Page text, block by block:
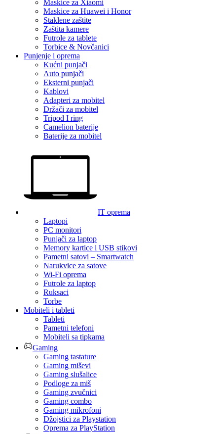
Maskice za Xiaomi
Maskice za Huawei i Honor
Staklene zaštite
Zaštita kamere
Futrole za tablete
Torbice & Novčanici
Punjenje i oprema
Kućni punjači
Auto punjači
Eksterni punjači
Kablovi
Adapteri za mobitel
Držači za mobitel
Tripod I ring
Camelion baterije
Baterije za mobitel
IT oprema
Laptopi
PC monitori
Punjači za laptop
Memory kartice i USB stikovi
Pametni satovi – Smartwatch
Narukvice za satove
Wi-Fi oprema
Futrole za laptop
Ruksaci
Torbe
Mobiteli i tableti
Tableti
Pametni telefoni
Mobiteli sa tipkama
Gaming
Gaming tastature
Gaming miševi
Gaming slušalice
Podloge za miš
Gaming zvučnici
Gaming combo
Gaming mikrofoni
Džojstici za Playstation
Oprema za PlayStation